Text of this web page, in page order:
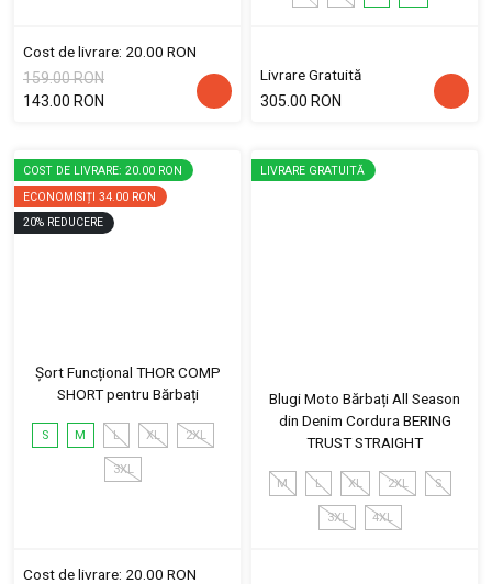
Cost de livrare: 20.00 RON
159.00 RON
143.00 RON
Livrare Gratuită
305.00 RON
COST DE LIVRARE: 20.00 RON
ECONOMISIȚI 34.00 RON
20% REDUCERE
Șort Funcțional THOR COMP
SHORT pentru Bărbați
S M L XL 2XL
3XL
Cost de livrare: 20.00 RON
LIVRARE GRATUITĂ
Blugi Moto Bărbați All Season
din Denim Cordura BERING
TRUST STRAIGHT
M L XL 2XL S
3XL 4XL